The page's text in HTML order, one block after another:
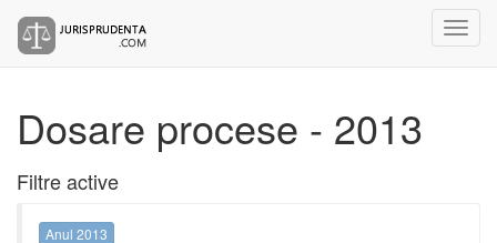
Dosare procese - 2013
Filtre active
Anul 2013